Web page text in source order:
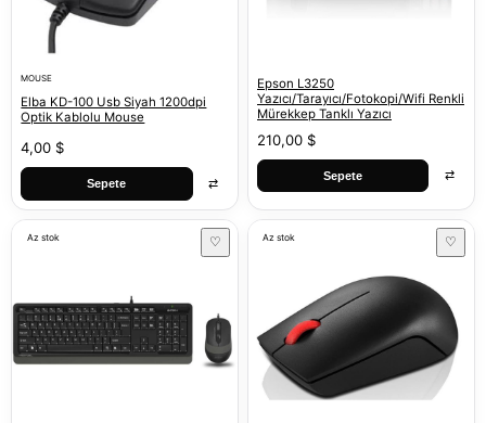
MOUSE
Elba KD-100 Usb Siyah 1200dpi
Optik Kablolu Mouse
4,00 $
Sepete ⇄
Epson L3250
Yazıcı/Tarayıcı/Fotokopi/Wifi Renkli
Mürekkep Tanklı Yazıcı
210,00 $
Sepete ⇄
Az stok ♡ Az stok ♡